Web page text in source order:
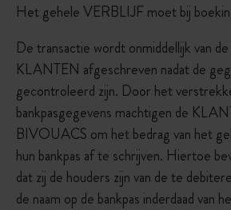
Het gehele VERBLIJF moet bij
De transactie wordt onmiddellijk van de
KLANTEN afgeschreven nadat de
gecontroleerd zijn. Door het
bankpasgegevens machtigen de
BIVOUACS om het bedrag van het
hun bankpas af te schrijven. Hiertoe
dat zij de houders zijn van de te
de naam op de bankpas inderdaad van